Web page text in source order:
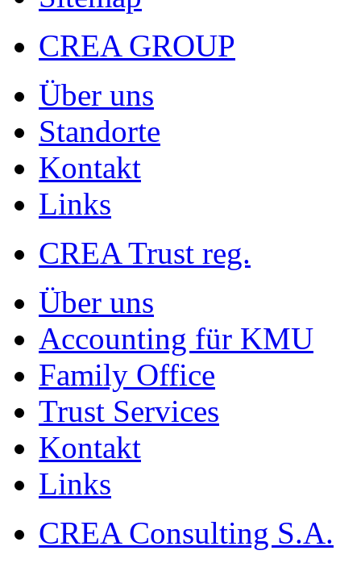
CREA GROUP
Über uns
Standorte
Kontakt
Links
CREA Trust reg.
Über uns
Accounting für KMU
Family Office
Trust Services
Kontakt
Links
CREA Consulting S.A.